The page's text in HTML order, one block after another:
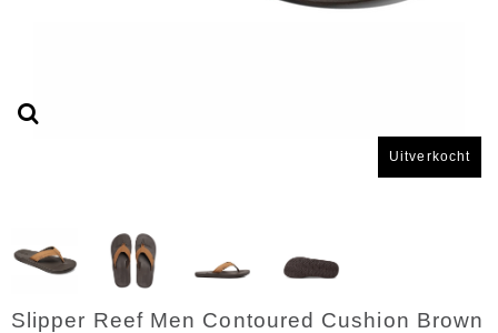
Uitverkocht
Slipper Reef Men Contoured Cushion Brown